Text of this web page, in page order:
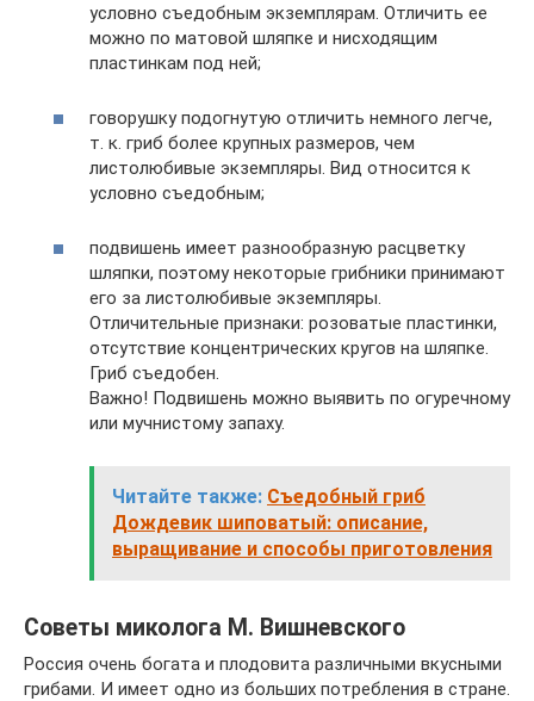
условно съедобным экземплярам. Отличить ее
можно по матовой шляпке и нисходящим
пластинкам под ней;
говорушку подогнутую отличить немного легче,
т. к. гриб более крупных размеров, чем
листолюбивые экземпляры. Вид относится к
условно съедобным;
подвишень имеет разнообразную расцветку
шляпки, поэтому некоторые грибники принимают
его за листолюбивые экземпляры.
Отличительные признаки: розоватые пластинки,
отсутствие концентрических кругов на шляпке.
Гриб съедобен.
Важно! Подвишень можно выявить по огуречному
или мучнистому запаху.
Читайте также: Съедобный гриб
Дождевик шиповатый: описание,
выращивание и способы приготовления
Cоветы миколога М. Вишневского
Россия очень богата и плодовита различными вкусными
грибами. И имеет одно из больших потребления в стране.